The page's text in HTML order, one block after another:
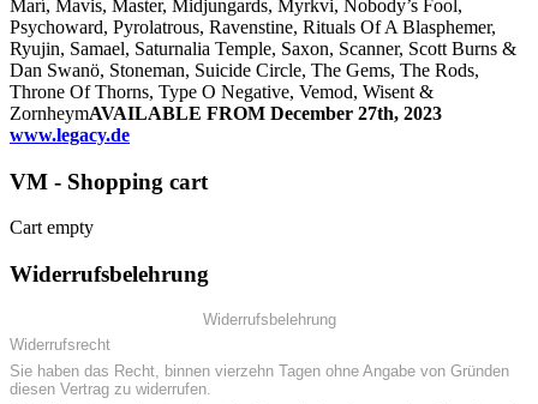
Marí, Mavis, Master, Midjungards, Myrkvi, Nobody’s Fool,
Psychoward, Pyrolatrous, Ravenstine, Rituals Of A Blasphemer,
Ryujin, Samael, Saturnalia Temple, Saxon, Scanner, Scott Burns &
Dan Swanö, Stoneman, Suicide Circle, The Gems, The Rods,
Throne Of Thorns, Type O Negative, Vemod, Wisent &
ZornheymAVAILABLE FROM December 27th, 2023
www.legacy.de
VM - Shopping cart
Cart empty
Widerrufsbelehrung
Widerrufsbelehrung
Widerrufsrecht
Sie haben das Recht, binnen vierzehn Tagen ohne Angabe von Gründen
diesen Vertrag zu widerrufen.